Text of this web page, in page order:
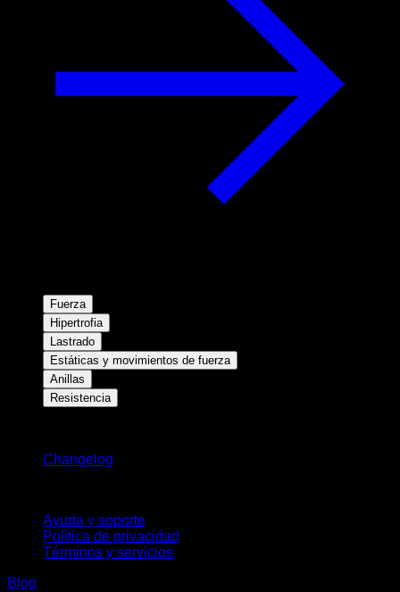
Fuerza
Hipertrofia
Lastrado
Estáticas y movimientos de fuerza
Anillas
Resistencia
Changelog
Ayuda y soporte
Política de privacidad
Términos y servicios
Blog